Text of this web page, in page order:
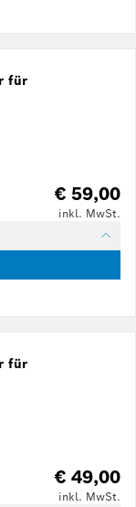
für
€ 59,00
inkl. MwSt.
für
€ 49,00
inkl. MwSt.